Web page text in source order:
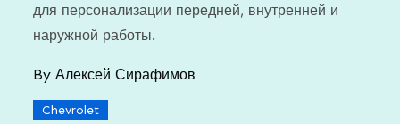
для персонализации передней, внутренней и
наружной работы.
ByАлексей Сирафимов
Chevrolet